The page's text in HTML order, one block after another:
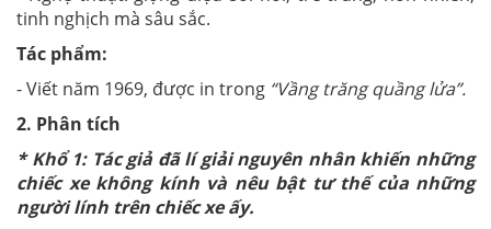
tinh nghịch mà sâu sắc.
Tác phẩm:
- Viết năm 1969, được in trong “Vầng trăng quầng lửa”.
2. Phân tích
* Khổ 1: Tác giả đã lí giải nguyên nhân khiến những
chiếc xe không kính và nêu bật tư thế của những
người lính trên chiếc xe ấy.